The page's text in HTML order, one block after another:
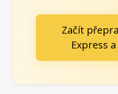
Začít
Express